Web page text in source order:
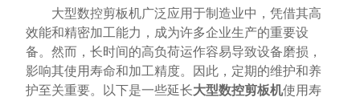
大型数控剪板机广泛应用于制造业中，凭借其高
效能和精密加工能力，成为许多企业生产的重要设
备。然而，长时间的高负荷运作容易导致设备磨损，
影响其使用寿命和加工精度。因此，定期的维护和养
护至关重要。以下是一些延长大型数控剪板机使用寿